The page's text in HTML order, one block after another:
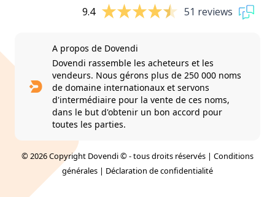
9.4 51 reviews
A propos de Dovendi
Dovendi rassemble les acheteurs et les
vendeurs. Nous gérons plus de 250 000 noms
de domaine internationaux et servons
d'intermédiaire pour la vente de ces noms,
dans le but d'obtenir un bon accord pour
toutes les parties.
© 2026 Copyright Dovendi © - tous droits réservés | Conditions
générales | Déclaration de confidentialité